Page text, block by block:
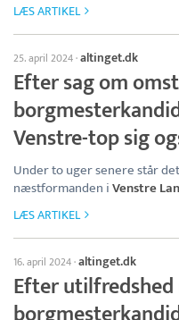
LÆS ARTIKEL
25. april 2024·altinget.dk
Efter sag om
Venstre-top sig
Under to uger senere står
næstformanden iVenstre
LÆS ARTIKEL
16. april 2024·altinget.dk
Efter